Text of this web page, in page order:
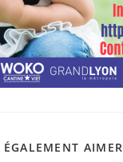
AIMER